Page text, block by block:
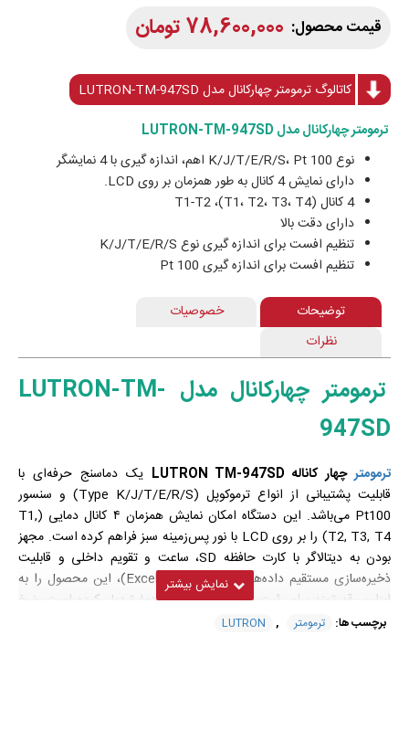
78,600,000 تومان
ترمومتر چهارکانال مدل LUTRON-TM-947SD
نوع K/J/T/E/R/S، Pt 100 اهم، اندازه گیری با 4 نمایشگر
دارای نمایش 4 کانال به طور همزمان بر روی LCD.
4 کانال (T1، T2، T3، T4)، T1-T2
دارای دقت بالا
تنظیم افست برای اندازه گیری نوع K/J/T/E/R/S
تنظیم افست برای اندازه گیری Pt 100
کاتالوگ ترمومتر چهارکانال مدل LUTRON-TM-947SD
توضیحات
خصوصیات
نظرات
ترمومتر چهارکانال مدل LUTRON-TM-
947SD
ترمومترچهار کاناله LUTRON TM-947SD
یک دماسنج حرفه‌ای با
قابلیت پشتیبانی از انواع ترموکوپل (Type K/J/T/E/R/S) و سنسور
Pt100 می‌باشد. این دستگاه امکان نمایش همزمان ۴ کانال دمایی (T1,
T2, T3, T4) را بر روی LCD با نور پس‌زمینه سبز فراهم کرده است. مجهز
بودن به دیتالاگر با کارت حافظه SD، ساعت و تقویم داخلی و قابلیت
ذخیره‌سازی مستقیم داده‌ها با فرمت اکسل (Excel)، این محصول را به
ابزاری قدرتمند برای ثبت و تحلیل داده‌های دما تبدیل کرده است. نرخ
برچسب ها: ترمومتر ,
LUTRON